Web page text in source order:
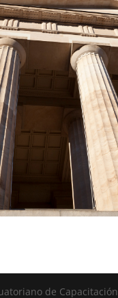
de Capacitación